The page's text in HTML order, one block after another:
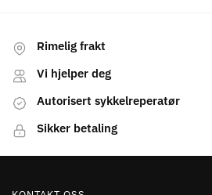
Rimelig frakt
Vi hjelper deg
Autorisert sykkelreperatør
Sikker betaling